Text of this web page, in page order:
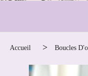
Accueil Boucles